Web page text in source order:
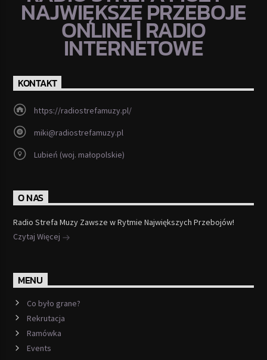
NAJWIĘKSZE PRZEBOJE
ONLINE | RADIO
INTERNETOWE
KONTAKT
https://radiostrefamuzy.pl/
miki@radiostrefamuzy.pl
Lubień (woj. małopolskie)
O NAS
Radio Strefa Muzy Zawsze w Rytmie Największych Przebojów!
Czytaj Więcej
MENU
Co było grane?
Rekrutacja
Ramówka
Events